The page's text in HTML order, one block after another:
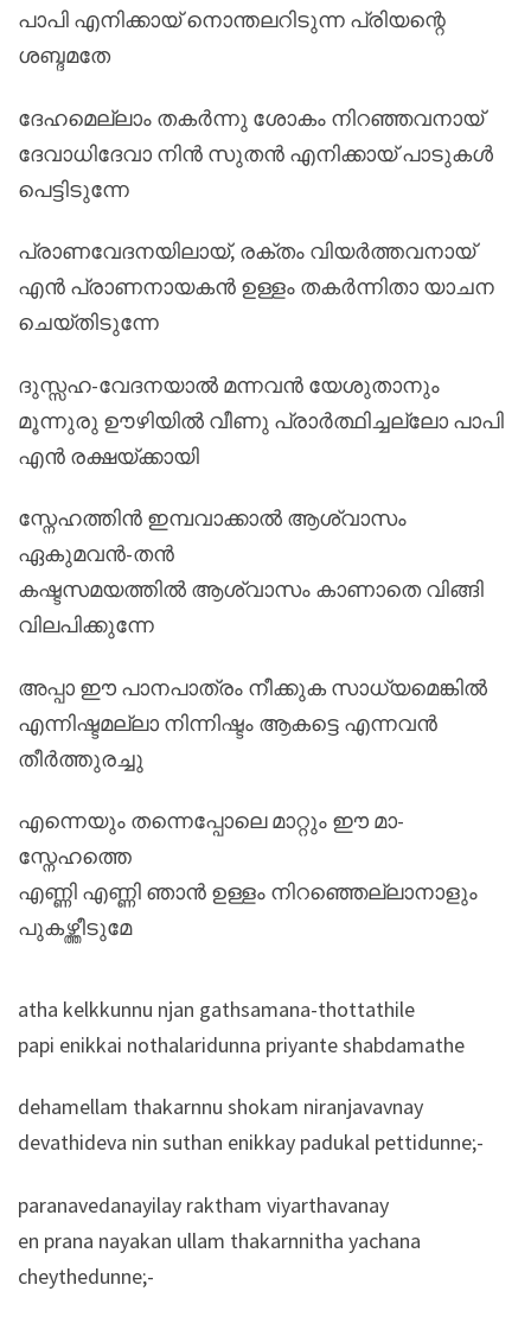
പാപി എനിക്കായ് നൊന്തലറിടുന്ന പ്രിയന്റെ
ശബ്ദമതേ
ദേഹമെല്ലാം തകർന്നു ശോകം നിറഞ്ഞവനായ്
ദേവാധിദേവാ നിൻ സുതൻ എനിക്കായ് പാടുകൾ
പെട്ടിടുന്നേ
പ്രാണവേദനയിലായ്, രക്തം വിയർത്തവനായ്
എൻ പ്രാണനായകൻ ഉള്ളം തകർന്നിതാ യാചന
ചെയ്തിടുന്നേ
ദുസ്സഹ-വേദനയാൽ മന്നവൻ യേശുതാനും
മൂന്നുരു ഊഴിയിൽ വീണു പ്രാർത്ഥിച്ചല്ലോ പാപി
എൻ രക്ഷയ്ക്കായി
സ്നേഹത്തിൻ ഇമ്പവാക്കാൽ ആശ്വാസം
ഏകുമവൻ-തൻ
കഷ്ടസമയത്തിൽ ആശ്വാസം കാണാതെ വിങ്ങി
വിലപിക്കുന്നേ
അപ്പാ ഈ പാനപാത്രം നീക്കുക സാധ്യമെങ്കിൽ
എന്നിഷ്ടമല്ലാ നിന്നിഷ്ടം ആകട്ടെ എന്നവൻ
തീർത്തുരച്ചു
എന്നെയും തന്നെപ്പോലെ മാറ്റും ഈ മാ-
സ്നേഹത്തെ
എണ്ണി എണ്ണി ഞാൻ ഉള്ളം നിറഞ്ഞെല്ലാനാളും
പുകഴ്ത്തീടുമേ
atha kelkkunnu njan gathsamana-thottathile
papi enikkai nothalaridunna priyante shabdamathe
dehamellam thakarnnu shokam niranjavavnay
devathideva nin suthan enikkay padukal pettidunne;-
paranavedanayilay raktham viyarthavanay
en prana nayakan ullam thakarnnitha yachana
cheythedunne;-